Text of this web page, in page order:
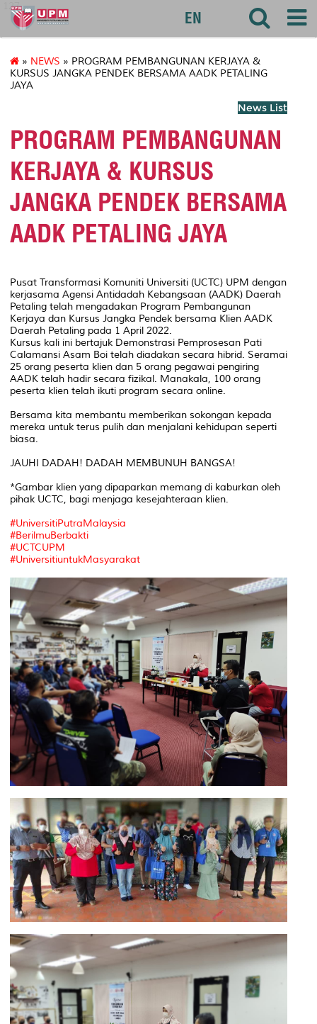
127
EN
» NEWS » PROGRAM PEMBANGUNAN KERJAYA &
KURSUS JANGKA PENDEK BERSAMA AADK PETALING
JAYA
News List
PROGRAM PEMBANGUNAN
KERJAYA & KURSUS
JANGKA PENDEK BERSAMA
AADK PETALING JAYA
Pusat Transformasi Komuniti Universiti (UCTC) UPM dengan
kerjasama Agensi Antidadah Kebangsaan (AADK) Daerah
Petaling telah mengadakan Program Pembangunan
Kerjaya dan Kursus Jangka Pendek bersama Klien AADK
Daerah Petaling pada 1 April 2022.
Kursus kali ini bertajuk Demonstrasi Pemprosesan Pati
Calamansi Asam Boi telah diadakan secara hibrid. Seramai
25 orang peserta klien dan 5 orang pegawai pengiring
AADK telah hadir secara fizikal. Manakala, 100 orang
peserta klien telah ikuti program secara online.
Bersama kita membantu memberikan sokongan kepada
mereka untuk terus pulih dan menjalani kehidupan seperti
biasa.
JAUHI DADAH! DADAH MEMBUNUH BANGSA!
*Gambar klien yang dipaparkan memang di kaburkan oleh
pihak UCTC, bagi menjaga kesejahteraan klien.
#UniversitiPutraMalaysia
#BerilmuBerbakti
#UCTCUPM
#UniversitiuntukMasyarakat